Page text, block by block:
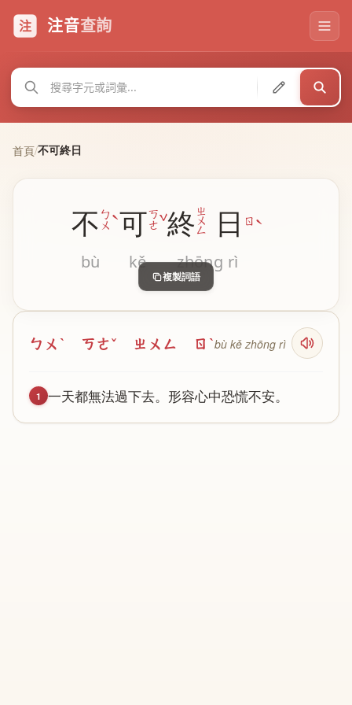
注 注音查詢
首頁/不可終日
不 ㄅ
ㄨˋ
bù
可ㄎ
ㄜˇ
kě
終 ㄓ
ㄨ
ㄥ
zhōng
日 ㄖˋ
rì
複製詞語
ㄅㄨˋ ㄎㄜˇ ㄓㄨㄥ ㄖˋbù kě zhōng rì
1 一天都無法過下去。 形容心中恐慌不安。